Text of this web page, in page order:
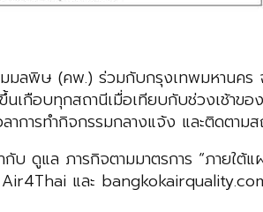
ลพิษ (คพ.) ร่วมกับกรุงเทพมหานค
อบทุกสถานีเมื่อเทียบกับช่วงเช้าของ
ารทำกิจกรรมกลางแจ้ง และติดตาม
ดูแล ภารกิจตามมาตรการ “ภายใต้
และ